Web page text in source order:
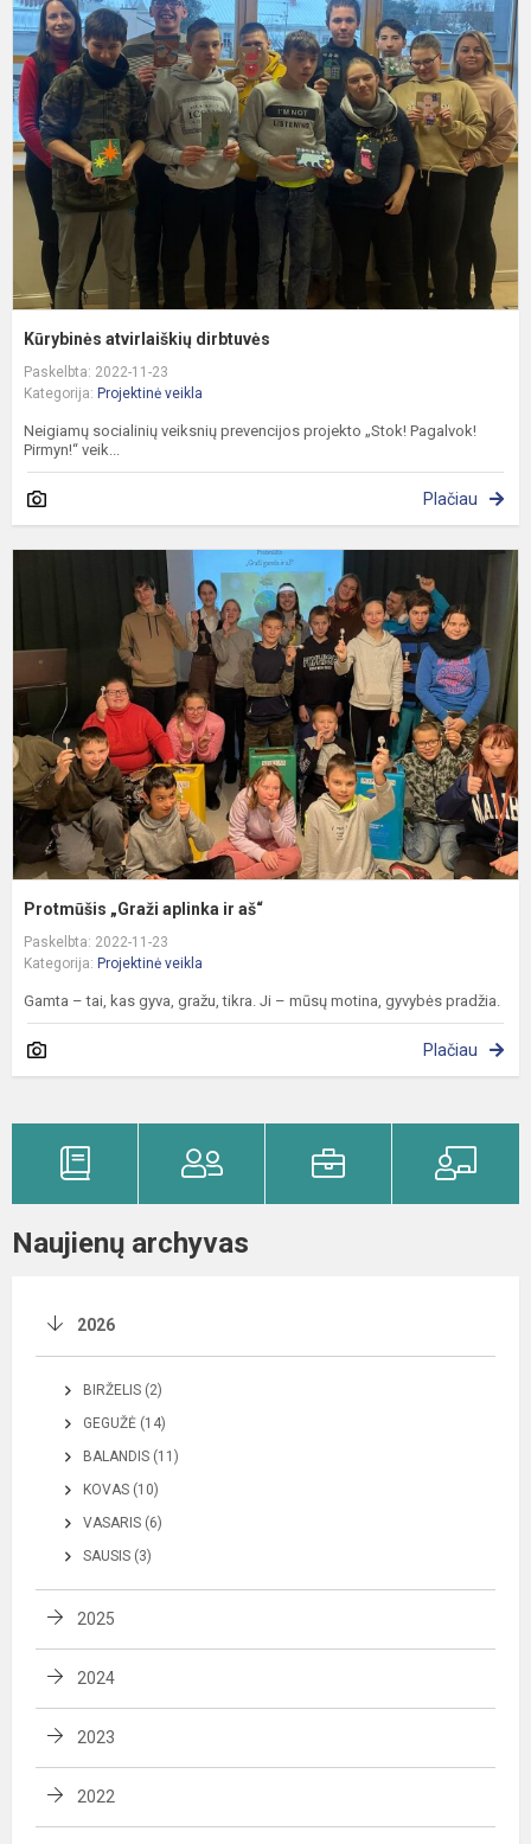
Kūrybinės atvirlaiškių dirbtuvės
Paskelbta: 2022-11-23
Kategorija: Projektinė veikla
Neigiamų socialinių veiksnių prevencijos projekto „Stok! Pagalvok!
Pirmyn!“ veik...
Plačiau
Protmūšis „Graži aplinka ir aš“
Paskelbta: 2022-11-23
Kategorija: Projektinė veikla
Gamta – tai, kas gyva, gražu, tikra. Ji – mūsų motina, gyvybės pradžia.
Plačiau
Naujienų archyvas
2026
BIRŽELIS (2)
GEGUŽĖ (14)
BALANDIS (11)
KOVAS (10)
VASARIS (6)
SAUSIS (3)
2025
2024
2023
2022